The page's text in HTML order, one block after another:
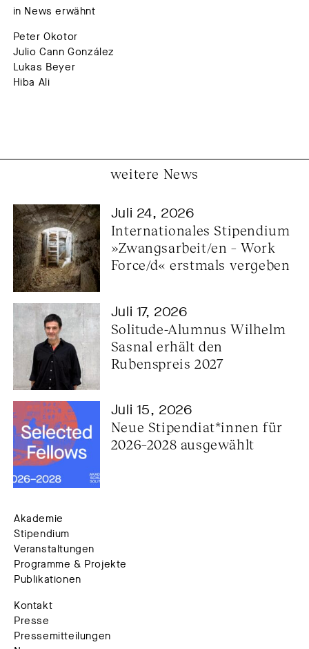
in News erwähnt
Peter Okotor
Julio Cann González
Lukas Beyer
Hiba Ali
weitere News
Juli 24, 2026
Internationales Stipendium
»Zwangsarbeit/en – Work
Force/d« erstmals vergeben
Juli 17, 2026
Solitude-Alumnus Wilhelm
Sasnal erhält den
Rubenspreis 2027
Juli 15, 2026
Neue Stipendiat*innen für
2026–2028 ausgewählt
Akademie
Stipendium
Veranstaltungen
Programme & Projekte
Publikationen
Kontakt
Presse
Pressemitteilungen